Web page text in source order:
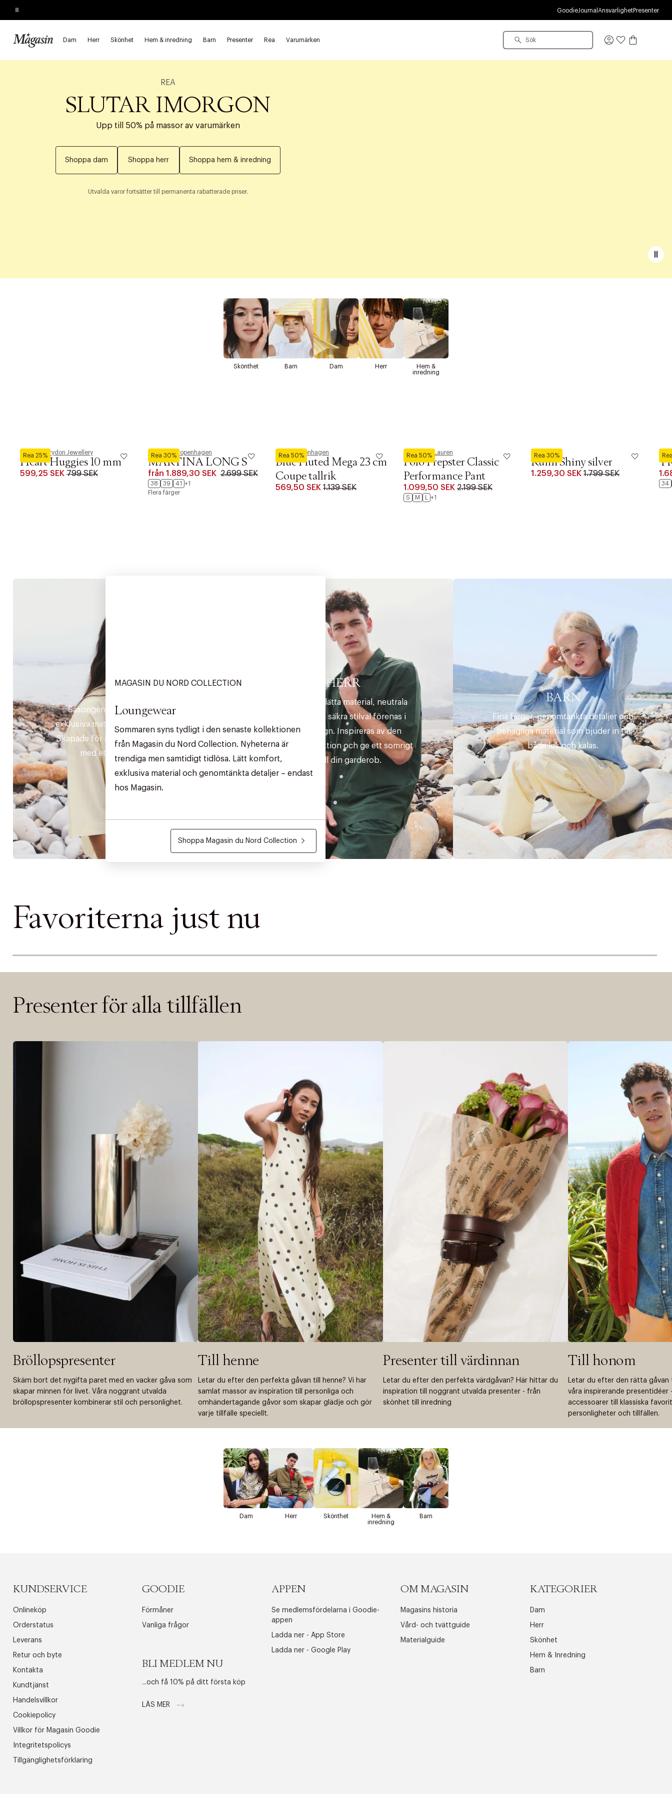
Pause GoodieJournal AnsvarlighetPresenter
Dam Herr Skönhet Hem & inredning Barn Presenter Rea Varumärken
Logga
REA
SLUTAR IMORGON
Upp till 50% på massor av varumärken
Shoppa dam Shoppa herr Shoppa hem & inredning
Utvalda varor fortsätter till permanenta rabatterade priser.
Skönthet Barn Dam Herr
Hem &
inredning
Rea 25%
Pernille Corydon Jewellery
Heart Huggies 10 mm
599,25 SEK 799 SEK
Rea 30%
Phenumb Copenhagen
MARTINA LONG S
från 1.889,30 SEK 2.699 SEK
38 39 41 +1
Flera färger
Rea 50%
Royal Copenhagen
Blue Fluted Mega 23 cm
Coupe tallrik
569,50 SEK 1.139 SEK
Rea 50%
Polo Ralph Lauren
Polo Prepster Classic
Performance Pant
1.099,50 SEK 2.199 SEK
S M +1
Rea 30%
Saddler
Runn Shiny silver
1.259,30 SEK 1.799 SEK
By
34
MAGASIN DU NORD COLLECTION
Loungewear
Sommaren syns tydligt i den senaste kollektionen
från Magasin du Nord Collection. Nyheterna är
trendiga men samtidigt tidlösa. Lätt komfort,
exklusiva material och genomtänkta detaljer – endast
hos Magasin.
Shoppa Magasin du Nord Collection
Säsongens essentiella plagg i
exklusiva material och tidlös design.
Skapade för att kombinera komfort
med ett tidlöst uttryck.
HERR
Sommarens lätta material, neutrala
nyanser och säkra stilval förenas i
tidlös design. Inspireras av den
senaste kollektion och ge ett somrigt
lyft till din garderob.
BARN
Fina färger, genomtänkta detaljer och
behagliga material som bjuder in till
både lek och kalas.
Favoriterna just nu
Presenter för alla tillfällen
Bröllopspresenter
Skäm bort det nygifta paret med en vacker gåva som
skapar minnen för livet. Våra noggrant utvalda
bröllopspresenter kombinerar stil och personlighet.
Till henne
Letar du efter den perfekta gåvan till henne? Vi har
samlat massor av inspiration till personliga och
omhändertagande gåvor som skapar glädje och gör
varje tillfälle speciellt.
Presenter till värdinnan
Letar du efter den perfekta värdgåvan? Här hittar du
inspiration till noggrant utvalda presenter - från
skönhet till inredning
Till honom
Letar du efter den rätta gåvan
våra inspirerande presentidéer
accessoarer till klassiska
personligheter och tillfällen.
Dam Herr Skönthet
Hem &
inredning
Barn
KUNDSERVICE
Onlineköp
Orderstatus
Leverans
Retur och byte
Kontakta
Kundtjänst
Handelsvillkor
Cookiepolicy
Villkor för Magasin Goodie
Integritetspolicys
Tillgänglighetsförklaring
GOODIE
Förmåner
Vanliga frågor
BLI MEDLEM NU
...och få 10% på ditt första köp
LÄS MER
APPEN
Se medlemsfördelarna i Goodie-
appen
Ladda ner - App Store
Ladda ner - Google Play
OM MAGASIN
Magasins historia
Vård- och tvättguide
Materialguide
KATEGORIER
Dam
Herr
Skönhet
Hem & Inredning
Barn
WE CARE ABOUT PERSONAL DATA